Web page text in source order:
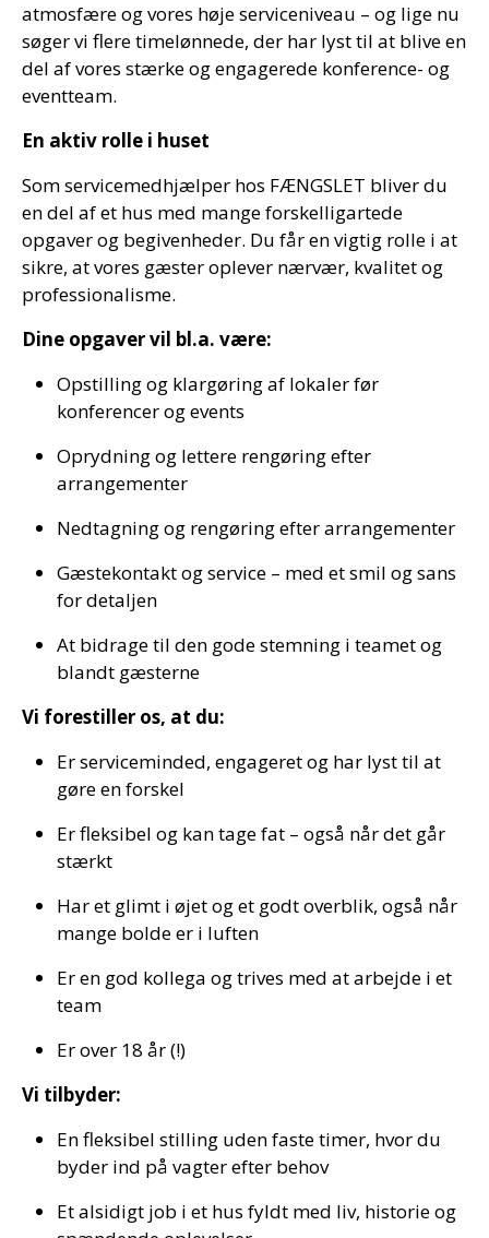
atmosfære og vores høje serviceniveau – og lige nu
søger vi flere timelønnede, der har lyst til at blive en
del af vores stærke og engagerede konference- og
eventteam.
En aktiv rolle i huset
Som servicemedhjælper hos FÆNGSLET bliver du
en del af et hus med mange forskelligartede
opgaver og begivenheder. Du får en vigtig rolle i at
sikre, at vores gæster oplever nærvær, kvalitet og
professionalisme.
Dine opgaver vil bl.a. være:
Opstilling og klargøring af lokaler før
konferencer og events
Oprydning og lettere rengøring efter
arrangementer
Nedtagning og rengøring efter arrangementer
Gæstekontakt og service – med et smil og sans
for detaljen
At bidrage til den gode stemning i teamet og
blandt gæsterne
Vi forestiller os, at du:
Er serviceminded, engageret og har lyst til at
gøre en forskel
Er fleksibel og kan tage fat – også når det går
stærkt
Har et glimt i øjet og et godt overblik, også når
mange bolde er i luften
Er en god kollega og trives med at arbejde i et
team
Er over 18 år (!)
Vi tilbyder:
En fleksibel stilling uden faste timer, hvor du
byder ind på vagter efter behov
Et alsidigt job i et hus fyldt med liv, historie og